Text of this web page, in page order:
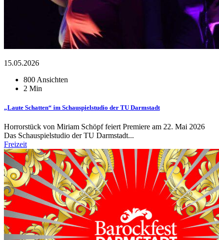
15.05.2026
800 Ansichten
2 Min
„Laute Schatten“ im Schauspielstudio der TU Darmstadt
Horrorstück von Miriam Schöpf feiert Premiere am 22. Mai 2026
Das Schauspielstudio der TU Darmstadt...
Freizeit